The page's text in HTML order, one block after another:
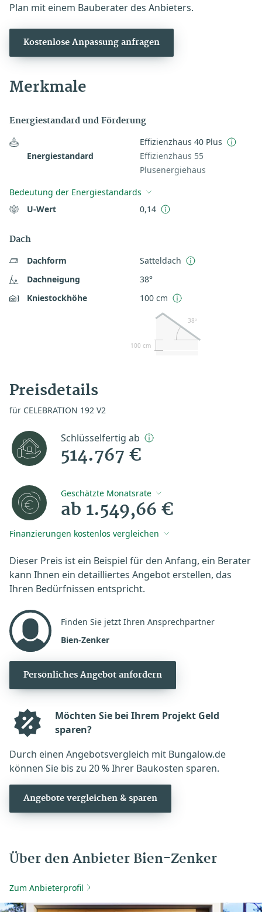
Plan mit einem Bauberater des Anbieters.
Kostenlose Anpassung anfragen
Merkmale
Energiestandard und Förderung
Energiestandard
Effizienzhaus 40 Plus
Effizienzhaus 55
Plusenergiehaus
Bedeutung der Energiestandards
U-Wert
0,14
Dach
Dachform
Satteldach
Dachneigung
38°
Kniestockhöhe
100 cm
100 cm
38º
Preisdetails
für CELEBRATION 192 V2
Schlüsselfertig ab
514.767 €
Geschätzte Monatsrate
ab 1.549,66 €
Finanzierungen kostenlos vergleichen
Dieser Preis ist ein Beispiel für den Anfang, ein Berater
kann Ihnen ein detailliertes Angebot erstellen, das
Ihren Bedürfnissen entspricht.
Finden Sie jetzt Ihren Ansprechpartner
Bien-Zenker
Persönliches Angebot anfordern
Möchten Sie bei Ihrem Projekt Geld
sparen?
Durch einen Angebotsvergleich mit Bungalow.de
können Sie bis zu 20 % Ihrer Baukosten sparen.
Angebote vergleichen & sparen
Über den Anbieter Bien-Zenker
Zum Anbieterprofil